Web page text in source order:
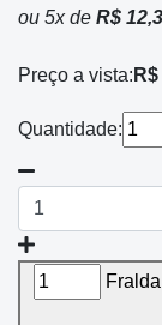
ou 5xde R$
Preço a vista:
Quantidade: